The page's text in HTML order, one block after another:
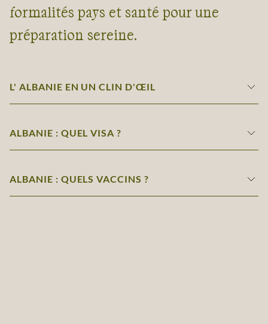
formalités pays et santé pour une
préparation sereine.
L' ALBANIE EN UN CLIN D'ŒIL
ALBANIE : QUEL VISA ?
ALBANIE : QUELS VACCINS ?